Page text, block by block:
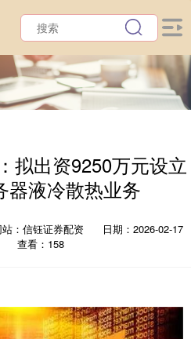
拟出资9250万元设立
器液冷散热业务
站：信钰证券配资
日期：2026-02-17
查看：158